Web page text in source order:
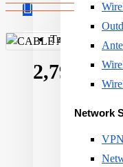
Твојата
Network
2,790ден.